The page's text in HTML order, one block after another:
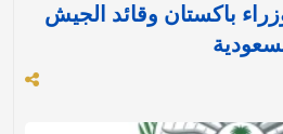
وزراء باكستان وقائد الجيش